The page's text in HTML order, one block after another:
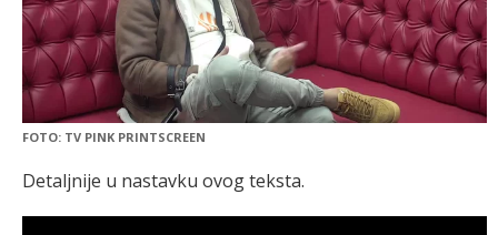
FOTO: TV PINK PRINTSCREEN
Detaljnije u nastavku ovog teksta.